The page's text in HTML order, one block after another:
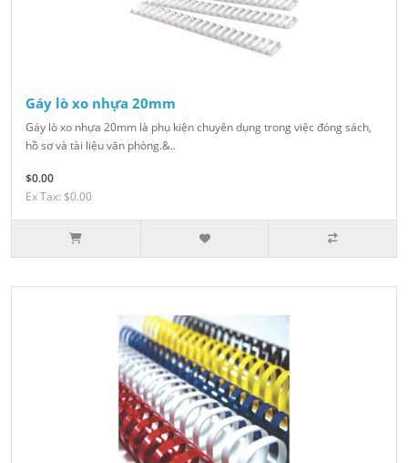
Gáy lò xo nhựa 20mm
Gáy lò xo nhựa 20mm là phụ kiện chuyên dụng trong việc đóng sách,
hồ sơ và tài liệu văn phòng.&..
$0.00
Ex Tax: $0.00